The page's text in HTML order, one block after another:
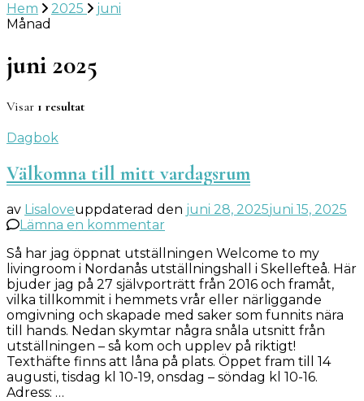
Hem 2025
juni
Månad
juni 2025
Visar 1 resultat
Dagbok
Välkomna till mitt vardagsrum
av Lisaloveuppdaterad den juni 28, 2025juni 15, 2025
Lämna en kommentar
till
mitt
vardagsrum
Så har jag öppnat utställningen Welcome to my
livingroom i Nordanås utställningshall i Skellefteå. Här
bjuder jag på 27 självporträtt från 2016 och framåt,
vilka tillkommit i hemmets vrår eller närliggande
omgivning och skapade med saker som funnits nära
till hands. Nedan skymtar några snåla utsnitt från
utställningen – så kom och upplev på riktigt!
Texthäfte finns att låna på plats. Öppet fram till 14
augusti, tisdag kl 10-19, onsdag – söndag kl 10-16.
Adress: …